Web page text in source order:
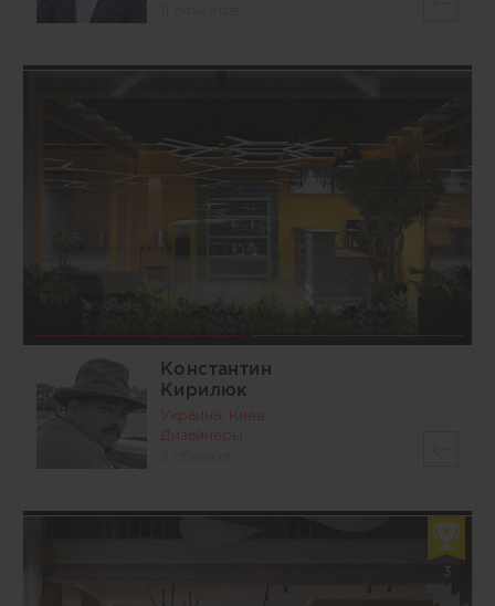
Константин
Кирилюк
Украина, Киев
Дизайнеры
3